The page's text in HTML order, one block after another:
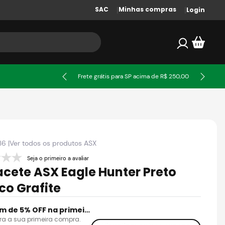
SAC Minhas compras Login
Frete grátis para SP acima de R$ 250,00
|Ver todos os produtosASX
Seja o primeiro a avaliar
ASX Eagle Hunter Preto
Grafite
Cupom de 5% OFF na primeira compra
a sua primeira compra.